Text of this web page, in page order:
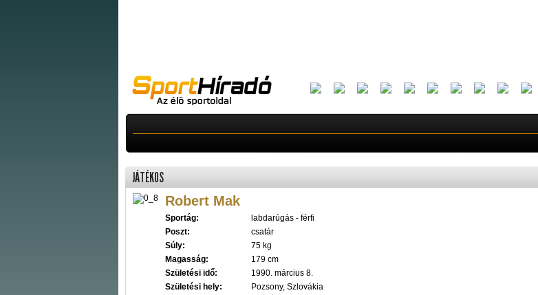
JÁTÉKOS
Robert Mak
Sportág:
labdarúgás - férfi
Poszt:
csatár
Súly:
75 kg
Magasság:
179 cm
Születési idő:
1990. március 8.
Születési hely:
Pozsony, Szlovákia